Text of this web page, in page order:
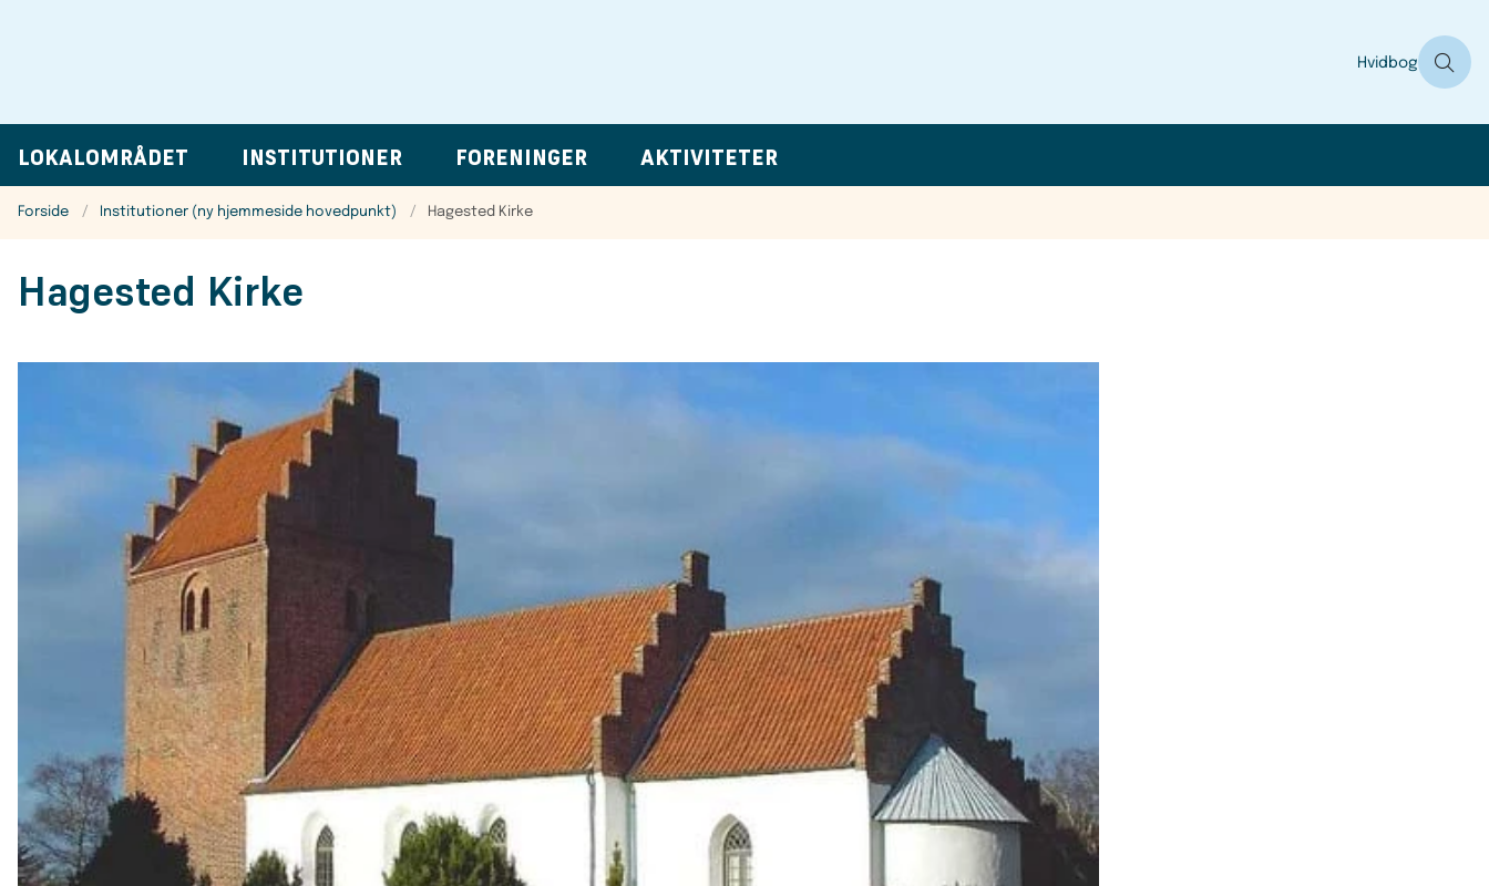
Hvidbog
LOKALOMRÅDET INSTITUTIONER FORENINGER AKTIVITETER
Forside Institutioner (ny hjemmeside hovedpunkt) Hagested Kirke
Hagested Kirke